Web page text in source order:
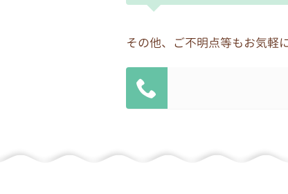
各園の園長を個人情報管
自ら保有する個人情報を
9.個人情報保護に関する
その他、ご不明点等もお気軽